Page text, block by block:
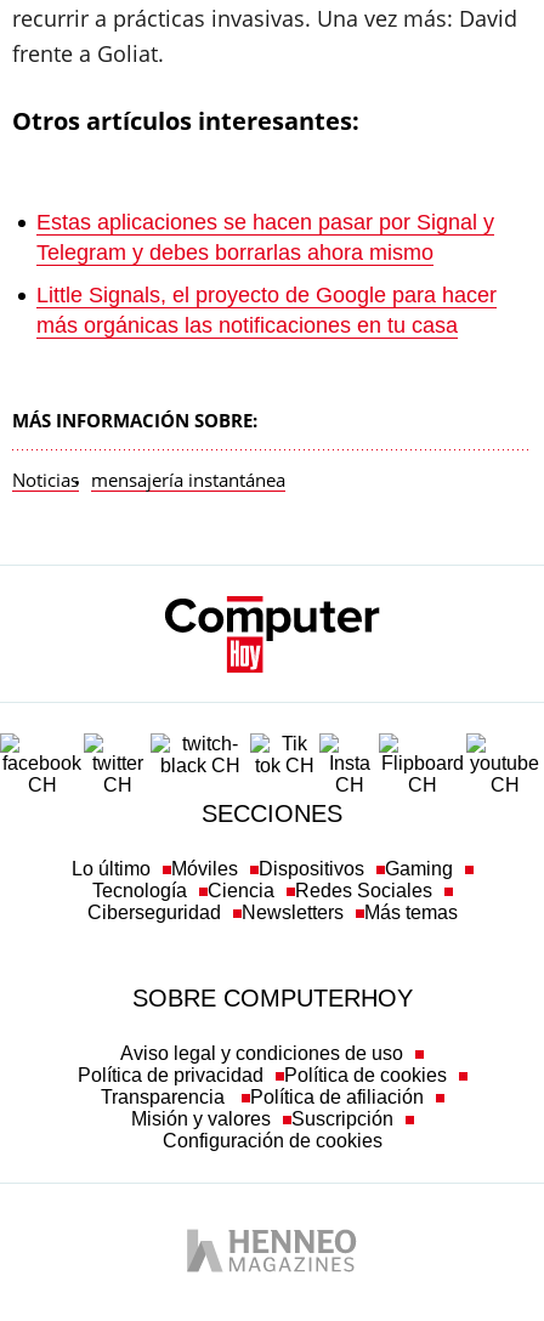
recurrir a prácticas invasivas. Una vez más: David
frente a Goliat.
Otros artículos interesantes:
Estas aplicaciones se hacen pasar por Signal y
Telegram y debes borrarlas ahora mismo
Little Signals, el proyecto de Google para hacer
más orgánicas las notificaciones en tu casa
MÁS INFORMACIÓN SOBRE:
Noticias mensajería instantánea
SECCIONES
Tecnología
Ciencia
Redes Sociales
Ciberseguridad
Newsletters Más temas
Política de privacidad
Política de cookies
Transparencia
Política de afiliación
Misión y valores
Suscripción
Configuración de cookies